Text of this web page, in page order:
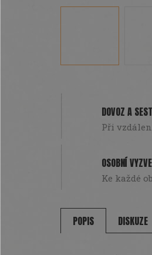
DOVOZ A
Při
OSOBNÍ
Ke každé
POPIS DISKUZE